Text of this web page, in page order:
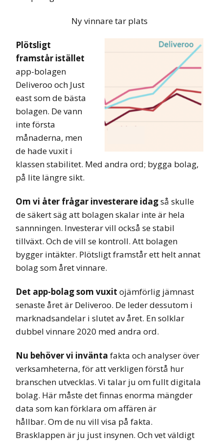
Ny vinnare tar plats
Plötsligt
framstår istället
app-bolagen
Deliveroo och Just
east som de bästa
bolagen. De vann
inte första
månaderna, men
de hade vuxit i
klassen stabilitet. Med andra ord; bygga bolag,
på lite längre sikt.
Om vi åter frågar investerare idagså skulle
de säkert säg att bolagen skalar inte är hela
sannningen. Investerar vill också se stabil
tillväxt. Och de vill se kontroll. Att bolagen
bygger intäkter. Plötsligt framstår ett helt annat
bolag som året vinnare.
Det app-bolag som vuxit ojämförlig jämnast
senaste året är Deliveroo. De leder dessutom i
marknadsandelar i slutet av året. En solklar
dubbel vinnare 2020 med andra ord.
Nu behöver vi invänta fakta och analyser över
verksamheterna, för att verkligen förstå hur
branschen utvecklas. Vi talar ju om fullt digitala
bolag. Här måste det finnas enorma mängder
data som kan förklara om affären är
hållbar. Om de nu vill visa på fakta.
Brasklappen är ju just insynen. Och vet väldigt